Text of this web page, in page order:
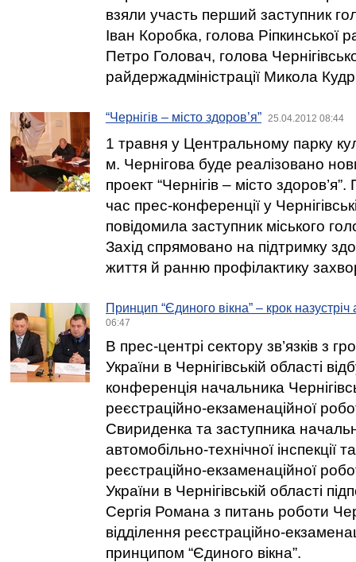
взяли участь перший заступник
Іван Коробка, голова Ріпкинської
Петро Головач, голова
райдержадміністрації Микола
“Чернігів – місто здоров’я” 25.04.2012 08:44
1 травня у Центральному парку
м. Чернігова буде реалізовано
проект “Чернігів – місто
час прес-конференції у
повідомила заступник міського
Захід спрямовано на підтримку
життя й ранню профілактику
Принцип “Єдиного вікна” – крок
06:47
В прес-центрі сектору зв’язків з
України в Чернігівській області
конференція начальника
реєстраційно-екзаменаційної
Свириденка та заступника
автомобільно-технічної інспекції
реєстраційно-екзаменаційної
України в Чернігівській області
Сергія Романа з питань роботи
відділення реєстраційно-
принципом “Єдиного вікна”.